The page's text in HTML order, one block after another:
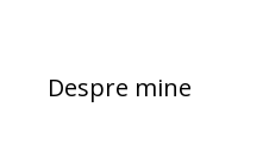
Despre mine